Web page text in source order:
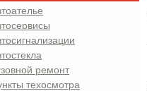
ремонт
техосмотра